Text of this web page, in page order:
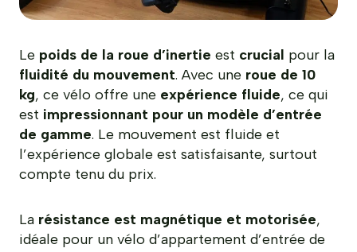
Le poids de la roue d’inertie est crucial pour la
fluidité du mouvement. Avec une roue de 10
kg, ce vélo offre une expérience fluide, ce qui
est impressionnant pour un modèle d’entrée
de gamme. Le mouvement est fluide et
l’expérience globale est satisfaisante, surtout
compte tenu du prix.
La résistance est magnétique et motorisée,
idéale pour un vélo d’appartement d’entrée de